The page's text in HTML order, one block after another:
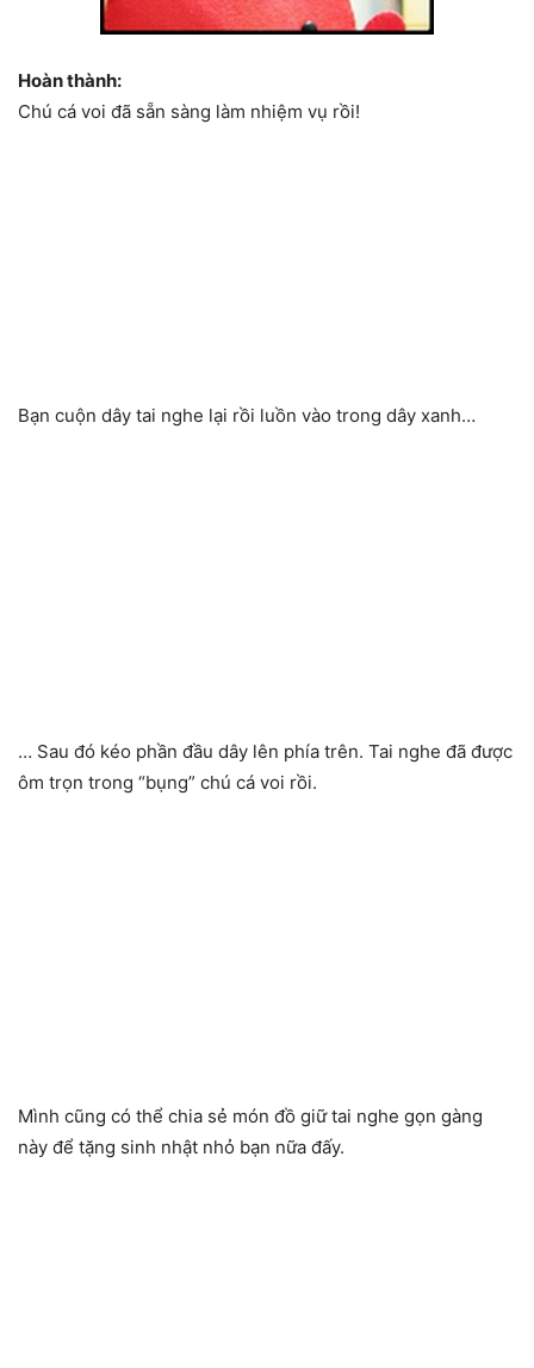
Hoàn thành:
Chú cá voi đã sẵn sàng làm nhiệm vụ rồi!
Bạn cuộn dây tai nghe lại rồi luồn vào trong dây xanh…
… Sau đó kéo phần đầu dây lên phía trên. Tai nghe đã được
ôm trọn trong “bụng” chú cá voi rồi.
Mình cũng có thể chia sẻ món đồ giữ tai nghe gọn gàng
này để tặng sinh nhật nhỏ bạn nữa đấy.